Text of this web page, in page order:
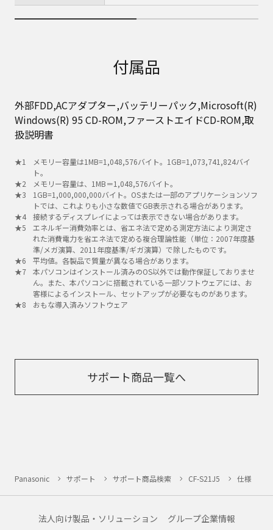
付属品
外部FDD,ACアダプター,バッテリーパック,Microsoft(R)
Windows(R) 95 CD-ROM,ファーストエイドCD-ROM,取
扱説明書
メモリー容量は1MB=1,048,576バイト。1GB=1,073,741,824バイ
ト。
メモリー容量は、1MB＝1,048,576バイト。
1GB=1,000,000,000バイト。OSまたは一部のアプリケーションソフ
トでは、これよりも小さな数値でGB表示される場合があります。
接続するディスプレイによっては表示できない場合があります。
エネルギー消費効率とは、省エネ法で定める測定方法により測定さ
れた消費電力を省エネ法で定める複合理論性能（単位：2007年度基
準/メガ演算、2011年度基準/ギガ演算）で除したものです。
平均値。各製品で質量が異なる場合があります。
本パソコンはインストール済みのOS以外では動作保証しておりませ
ん。また、本パソコンに搭載されている一部ソフトウェアには、お
客様によるインストール、セットアップが必要なものがあります。
おもな導入済みソフトウェア
サポート商品一覧へ
Panasonic サポート サポート商品検索 CF-S21J5 仕様
法人向け製品・ソリューション グループ企業情報